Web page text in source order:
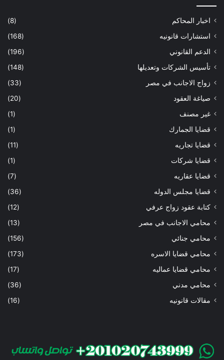
اخبار المحاكم
(8)
استشارات قانونيه
(168)
الدعم القانوني
(196)
تأسيس الشركات وتعديلها
(148)
زواج الاجانب في مصر
(33)
صياغة العقود
(20)
غير مصنف
(1)
قضايا الجمارك
(1)
قضايا تجاريه
(11)
قضايا شركات
(1)
قضايا عقاريه
(7)
قضايا مجلس الدوله
(36)
كتابة عقود زواج عرفي
(12)
محامي الاجانب في مصر
(13)
محامي جنائي
(156)
محامي قضايا الاسره
(173)
محامي قضايا عماليه
(17)
محامي مدني
(36)
مقالات قانونيه
(16)